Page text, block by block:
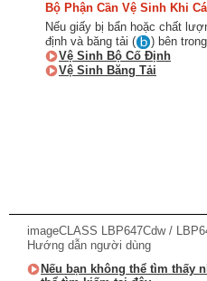
Bộ Phận Cần Vệ Sinh Khi
Nếu giấy bị bẩn hoặc chất
định và băng tải (
) bên
Vệ Sinh Bộ Cố Định
Vệ Sinh Băng Tải
imageCLASS LBP647Cdw /
Hướng dẫn người dùng
Nếu bạn không thể tìm thấy